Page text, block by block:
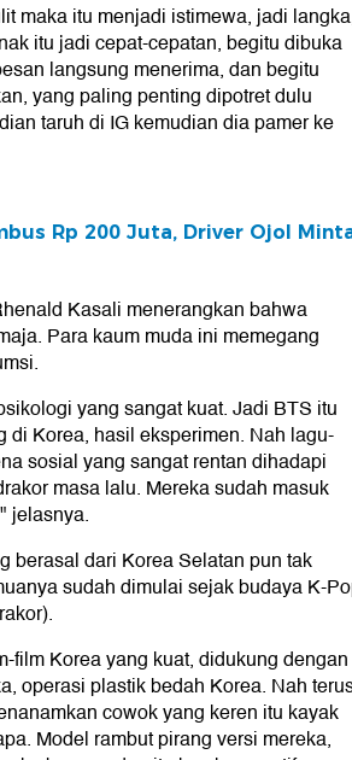
maka itu menjadi istimewa, jadi
itu jadi cepat-cepatan, begitu dibuka
langsung menerima, dan begitu
yang paling penting dipotret dulu
taruh di IG kemudian dia pamer ke
Rp 200 Juta, Driver Ojol
Kasali menerangkan bahwa
Para kaum muda ini memegang
yang sangat kuat. Jadi BTS itu
di Korea, hasil eksperimen. Nah lagu-
sosial yang sangat rentan dihadapi
masa lalu. Mereka sudah masuk
jelasnya.
berasal dari Korea Selatan pun tak
sudah dimulai sejak budaya K-
film Korea yang kuat, didukung dengan
operasi plastik bedah Korea. Nah
cowok yang keren itu kayak
Model rambut pirang versi mereka,